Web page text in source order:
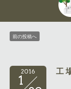
前の投稿へ
2016
1
工